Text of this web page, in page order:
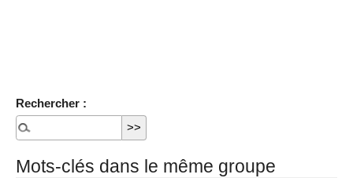
Rechercher :
Mots-clés dans le même groupe